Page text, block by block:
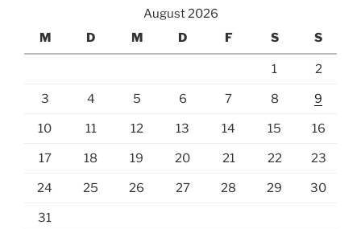
August 2026
M
D M D F S S
1 2
3 4 5 6 7 8 9
10 11 12 13 14 15 16
17 18 19 20 21 22 23
24 25 26 27 28 29 30
31